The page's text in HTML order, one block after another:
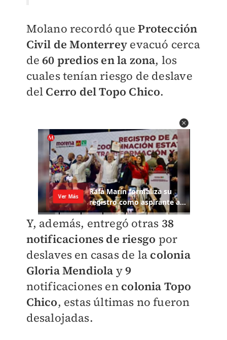
Molano recordó queProtección
Civil de Monterrey evacuó cerca
de 60 predios en la zona, los
cuales tenían riesgo de deslave
del Cerro del Topo Chico.
Y, además, entregó otras 38
notificaciones de riesgo por
deslaves en casas de la colonia
Gloria Mendiola y9
notificaciones en colonia Topo
Chico, estas últimas no fueron
desalojadas.